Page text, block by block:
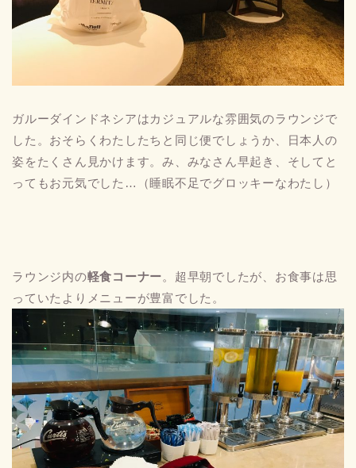
ガルーダインドネシアはカジュアルな雰囲気のラウンジで
した。おそらくわたしたちと同じ便でしょうか、日本人の
姿をたくさん見かけます。み、みなさん早起き、そしてと
ってもお元気でした…（睡眠不足でグロッキーなわたし）
ラウンジ内の軽食コーナー。超早朝でしたが、お食事は思
っていたよりメニューが豊富でした。